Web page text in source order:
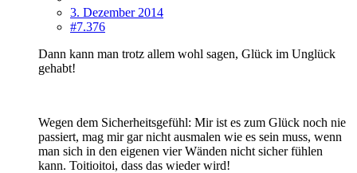
3. Dezember 2014
#7.376
Dann kann man trotz allem wohl sagen, Glück im Unglück
gehabt!
Wegen dem Sicherheitsgefühl: Mir ist es zum Glück noch nie
passiert, mag mir gar nicht ausmalen wie es sein muss, wenn
man sich in den eigenen vier Wänden nicht sicher fühlen
kann. Toitioitoi, dass das wieder wird!